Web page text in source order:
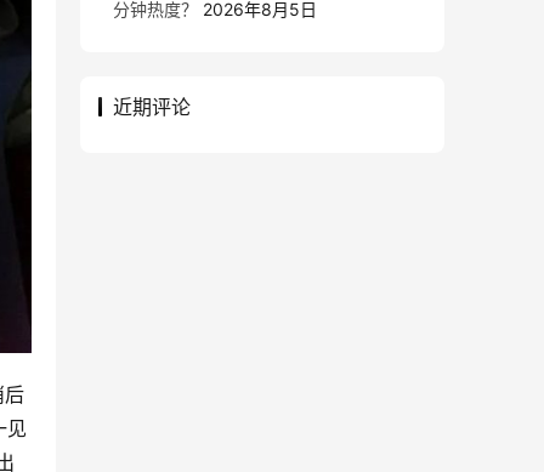
见
分钟热度？
2026年8月5日
近期评论